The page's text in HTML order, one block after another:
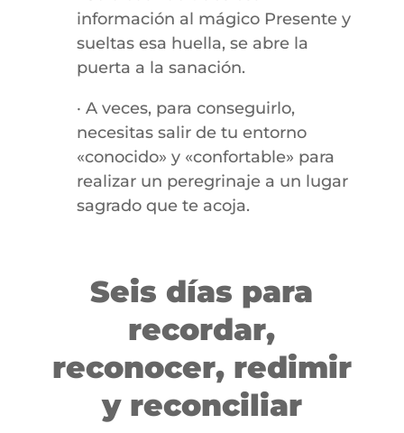
información al mágico Presente y
sueltas esa huella, se abre la
puerta a la sanación.
· A veces, para conseguirlo,
necesitas salir de tu entorno
«conocido» y «confortable» para
realizar un peregrinaje a un lugar
sagrado que te acoja.
Seis días para
recordar,
reconocer, redimir
y reconciliar